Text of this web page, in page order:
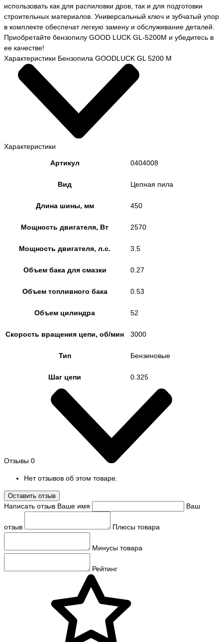
использовать как для распиловки дров, так и для подготовки
строительных материалов. Универсальный ключ и зубчатый упор
в комплекте обеспечат легкую замену и обслуживание деталей.
Приобретайте бензопилу GOOD LUCK GL-5200М и убедитесь в
ее качестве!
Характеристики Бензопила GOODLUCK GL 5200 М
Характеристики
Артикул 0404008
Вид Цепная пила
Длина шины, мм 450
Мощность двигателя, Вт 2570
Мощность двигателя, л.с. 3.5
Объем бака для смазки 0.27
Объем топливного бака 0.53
Объем цилиндра 52
Скорость вращения цепи, об/мин 3000
Тип Бензиновые
Шаг цепи 0.325
Отзывы 0
Нет отзывов об этом товаре.
Оставить отзыв
Написать отзыв Ваше имя Ваш
отзыв Плюсы товара
Минусы товара
Рейтинг